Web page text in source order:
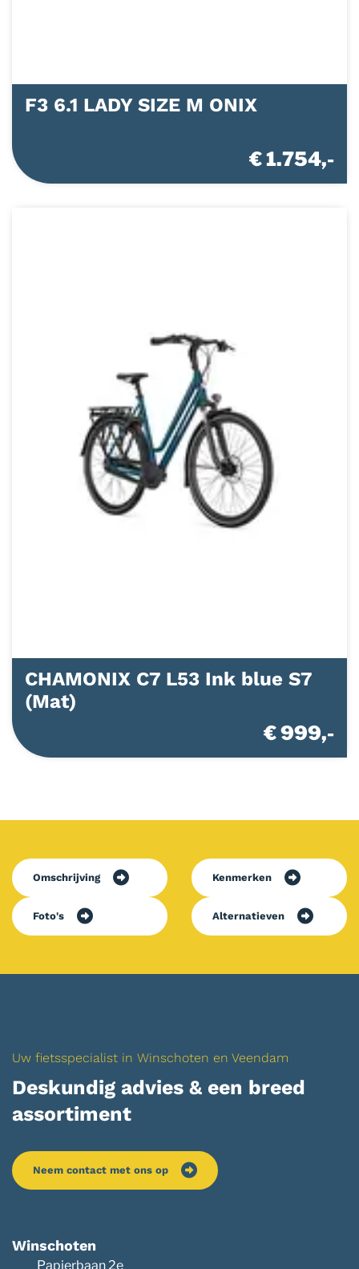
F3 6.1 LADY SIZE M ONIX
€ 1.754,-
CHAMONIX C7 L53 Ink blue S7
(Mat)
€ 999,-
Omschrijving Kenmerken
Foto's Alternatieven
Uw fietsspecialist in Winschoten en Veendam
Deskundig advies & een breed
assortiment
Neem contact met ons op
Winschoten
Papierbaan 2e